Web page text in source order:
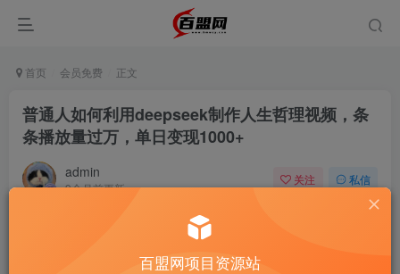
首页 会员免费 正文
普通人如何利用deepseek制作人生哲理视频，条
条播放量过万，单日变现1000+
admin
9个月前更新
关注 私信
百盟网项目资源站